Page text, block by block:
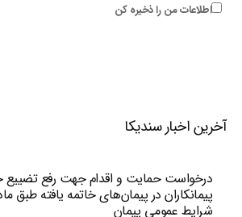
اطلاعات من را ذخیره کن
آخرین اخبار سندیکا
درخواست حمایت و اقدام جهت رفع تضییع
شرایط عمومی پیمان